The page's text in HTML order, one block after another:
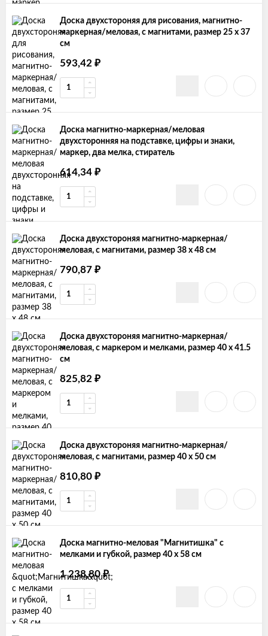
Доска двухстороняя для рисования, магнитно-
маркерная/меловая, с магнитами, размер 25 х 37
см
593,42 ₽
Доска магнитно-маркерная/меловая
двухсторонняя на подставке, цифры и знаки,
маркер, два мелка, стиратель
614,34 ₽
Доска двухстороняя магнитно-маркерная/
меловая, с магнитами, размер 38 х 48 см
790,87 ₽
Доска двухстороняя магнитно-маркерная/
меловая, с маркером и мелками, размер 40 х 41.5
см
825,82 ₽
Доска двухстороняя магнитно-маркерная/
меловая, с магнитами, размер 40 х 50 см
810,80 ₽
Доска магнитно-меловая "Магнитишка" с
мелками и губкой, размер 40 х 58 см
1 238,80₽